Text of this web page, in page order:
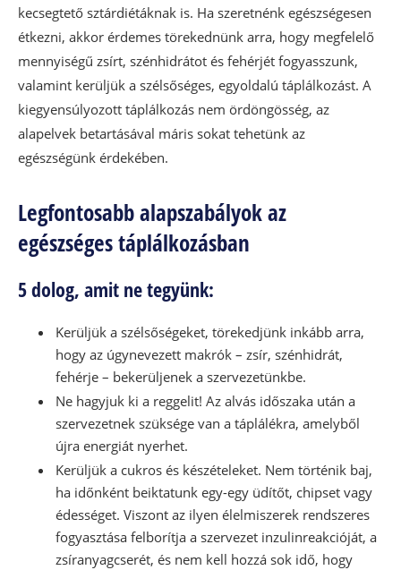
kecsegtető sztárdiétáknak is. Ha szeretnénk egészségesen
étkezni, akkor érdemes törekednünk arra, hogy megfelelő
mennyiségű zsírt, szénhidrátot és fehérjét fogyasszunk,
valamint kerüljük a szélsőséges, egyoldalú táplálkozást. A
kiegyensúlyozott táplálkozás nem ördöngösség, az
alapelvek betartásával máris sokat tehetünk az
egészségünk érdekében.
Legfontosabb alapszabályok az
egészséges táplálkozásban
5 dolog, amit ne tegyünk:
Kerüljük a szélsőségeket, törekedjünk inkább arra,
hogy az úgynevezett makrók – zsír, szénhidrát,
fehérje – bekerüljenek a szervezetünkbe.
Ne hagyjuk ki a reggelit! Az alvás időszaka után a
szervezetnek szüksége van a táplálékra, amelyből
újra energiát nyerhet.
Kerüljük a cukros és készételeket. Nem történik baj,
ha időnként beiktatunk egy-egy üdítőt, chipset vagy
édességet. Viszont az ilyen élelmiszerek rendszeres
fogyasztása felborítja a szervezet inzulinreakcióját, a
zsíranyagcserét, és nem kell hozzá sok idő, hogy